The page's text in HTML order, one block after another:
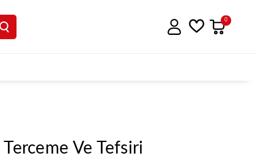
0
Ve Tefsiri